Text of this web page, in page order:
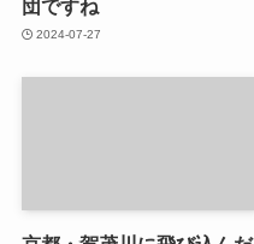
団ですね
2024-07-27